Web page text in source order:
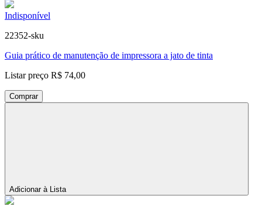
Indisponível
22352-sku
Guia prático de manutenção de impressora a jato de tinta
Listar preço R$ 74,00
Comprar
Adicionar à Lista